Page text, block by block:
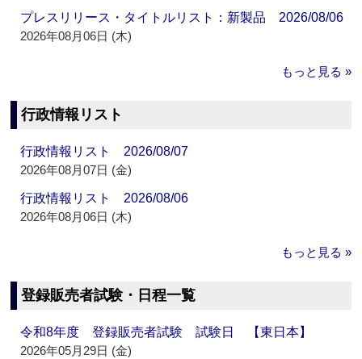
プレスリリース・タイトルリスト：新製品 2026/08/06
2026年08月06日 (木)
もっと見る »
行政情報リスト
行政情報リスト 2026/08/07
2026年08月07日 (金)
行政情報リスト 2026/08/06
2026年08月06日 (木)
もっと見る »
登録販売者試験・日程一覧
令和8年度 登録販売者試験 試験日 【東日本】
2026年05月29日 (金)